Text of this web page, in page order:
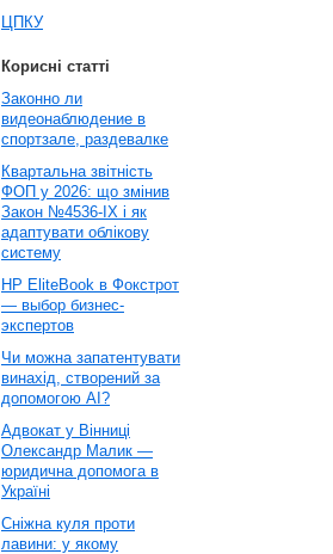
ЦПКУ
Корисні статті
Законно ли
видеонаблюдение в
спортзале, раздевалке
Квартальна звітність
ФОП у 2026: що змінив
Закон №4536-IX і як
адаптувати облікову
систему
HP EliteBook в Фокстрот
— выбор бизнес-
экспертов
Чи можна запатентувати
винахід, створений за
допомогою AI?
Адвокат у Вінниці
Олександр Малик —
юридична допомога в
Україні
Сніжна куля проти
лавини: у якому